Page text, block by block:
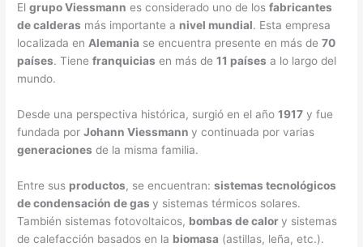
Elgrupo Viessmann es considerado uno de losfabricantes
de calderas más importante a nivel mundial. Esta empresa
localizada enAlemania se encuentra presente en más de70
países. Tienefranquicias en más de11 países a lo largo del
mundo.
Desde una perspectiva histórica, surgió en el año1917 y fue
fundada porJohann Viessmanny continuada por varias
generaciones de la misma familia.
Entre sus productos, se encuentran:sistemas tecnológicos
de condensación de gasy sistemas térmicos solares.
También sistemas fotovoltaicos, bombas de calory sistemas
de calefacción basados en la biomasa (astillas, leña, etc.).